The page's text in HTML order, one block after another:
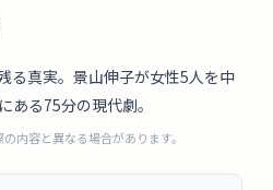
る真実。景山伸子が女性5人を中
ある75分の現代劇。
内容と異なる場合があります。